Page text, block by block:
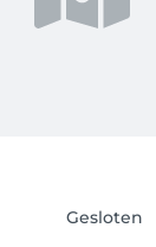
Gesloten